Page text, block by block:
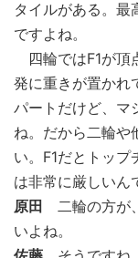
タイルがある。
ですよね。
四輪ではF1が頂
発に重きが置かれ
パートだけど、マ
ね。だから二輪や
い。F1だとトッ
は非常に厳しいん
原田 二輪の方が
いよね。